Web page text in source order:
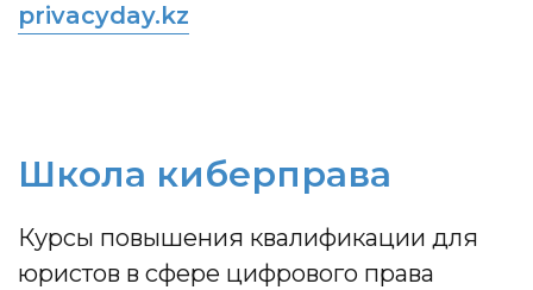
privacyday.kz
Школа киберправа
Курсы повышения квалификации для
юристов в сфере цифрового права